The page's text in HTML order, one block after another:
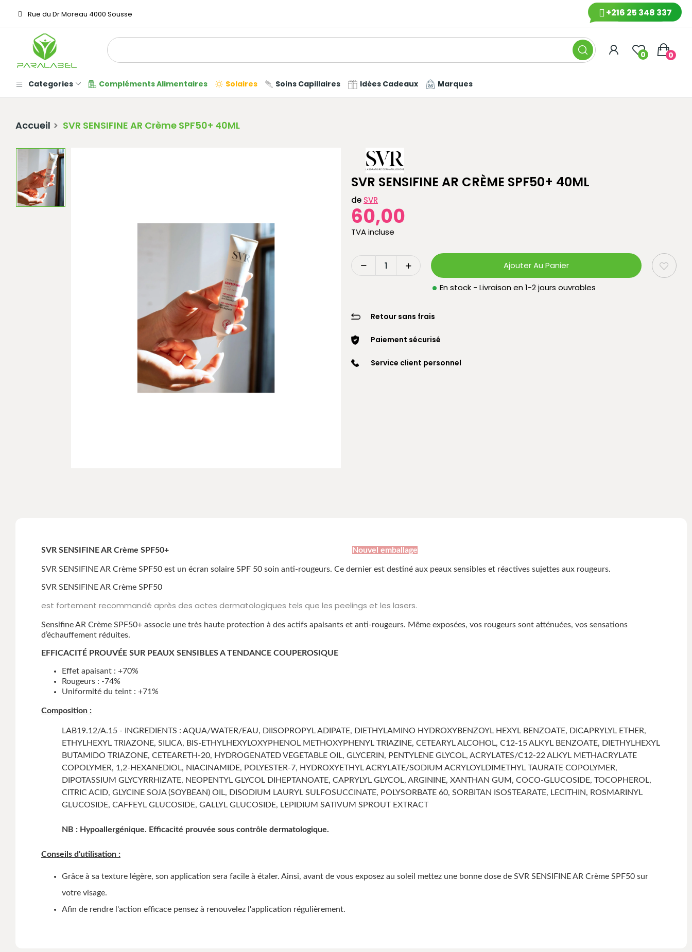
Rue du Dr Moreau 4000 Sousse +216 25 348 337
0 0
Categories Compléments Alimentaires Solaires Soins Capillaires Idées Cadeaux Marques
Accueil SVR SENSIFINE AR Crème SPF50+ 40ML
SVR SENSIFINE AR CRÈME SPF50+ 40ML
de SVR
60,00
TVA incluse
Ajouter Au Panier
En stock - Livraison en 1-2 jours ouvrables
Retour sans frais
Paiement sécurisé
Service client personnel
SVR SENSIFINE AR Crème SPF50+ Nouvel emballage
SVR SENSIFINE AR Crème SPF50 est un écran solaire SPF 50 soin anti-rougeurs. Ce dernier est destiné aux peaux sensibles et réactives sujettes aux rougeurs.
SVR SENSIFINE AR Crème SPF50
est fortement recommandé après des actes dermatologiques tels que les peelings et les lasers.
Sensifine AR Crème SPF50+ associe une très haute protection à des actifs apaisants et anti-rougeurs. Même exposées, vos rougeurs sont atténuées, vos sensations
d’échauffement réduites.
EFFICACITÉ PROUVÉE SUR PEAUX SENSIBLES A TENDANCE COUPEROSIQUE
Effet apaisant : +70%
Rougeurs : -74%
Uniformité du teint : +71%
Composition :
LAB19.12/A.15 - INGREDIENTS : AQUA/WATER/EAU, DIISOPROPYL ADIPATE, DIETHYLAMINO HYDROXYBENZOYL HEXYL BENZOATE, DICAPRYLYL ETHER,
ETHYLHEXYL TRIAZONE, SILICA, BIS-ETHYLHEXYLOXYPHENOL METHOXYPHENYL TRIAZINE, CETEARYL ALCOHOL, C12-15 ALKYL BENZOATE, DIETHYLHEXYL
BUTAMIDO TRIAZONE, CETEARETH-20, HYDROGENATED VEGETABLE OIL, GLYCERIN, PENTYLENE GLYCOL, ACRYLATES/C12-22 ALKYL METHACRYLATE
COPOLYMER, 1,2-HEXANEDIOL, NIACINAMIDE, POLYESTER-7, HYDROXYETHYL ACRYLATE/SODIUM ACRYLOYLDIMETHYL TAURATE COPOLYMER,
DIPOTASSIUM GLYCYRRHIZATE, NEOPENTYL GLYCOL DIHEPTANOATE, CAPRYLYL GLYCOL, ARGININE, XANTHAN GUM, COCO-GLUCOSIDE, TOCOPHEROL,
CITRIC ACID, GLYCINE SOJA (SOYBEAN) OIL, DISODIUM LAURYL SULFOSUCCINATE, POLYSORBATE 60, SORBITAN ISOSTEARATE, LECITHIN, ROSMARINYL
GLUCOSIDE, CAFFEYL GLUCOSIDE, GALLYL GLUCOSIDE, LEPIDIUM SATIVUM SPROUT EXTRACT
NB : Hypoallergénique. Efficacité prouvée sous contrôle dermatologique.
Conseils d'utilisation :
Grâce à sa texture légère, son application sera facile à étaler. Ainsi, avant de vous exposez au soleil mettez une bonne dose de SVR SENSIFINE AR Crème SPF50 sur
votre visage.
Afin de rendre l'action efficace pensez à renouvelez l'application régulièrement.